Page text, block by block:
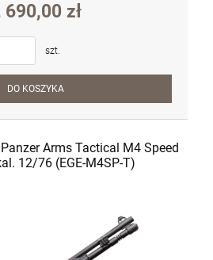
690,00 zł
szt.
DO KOSZYKA
Arms Tactical M4 Speed
12/76 (EGE-M4SP-T)